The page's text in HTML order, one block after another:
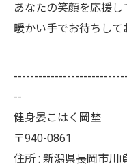
あなたの笑顔を応援し
暖かい手でお待ちして
--
健身晏こはく岡埜
〒940-0861
住所 : 新潟県長岡市川